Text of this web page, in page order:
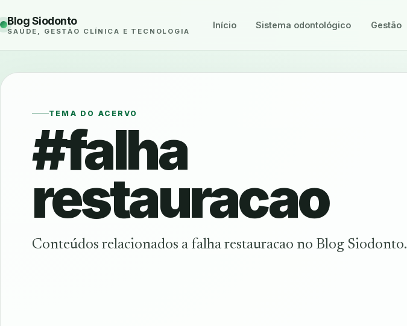
Blog Siodonto
SAÚDE, GESTÃO CLÍNICA E TECNOLOGIA
Início Sistema odontológico Gestão
TEMA DO ACERVO
#falha
restauracao
Conteúdos relacionados a falha restauracao no Blog Siodonto.